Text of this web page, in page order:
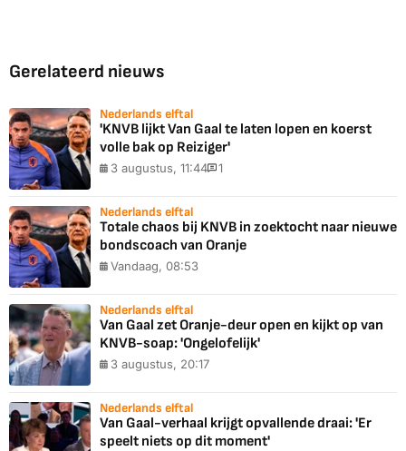
Gerelateerd nieuws
Nederlands elftal
'KNVB lijkt Van Gaal te laten lopen en koerst
volle bak op Reiziger'
3 augustus, 11:44 1
Nederlands elftal
Totale chaos bij KNVB in zoektocht naar nieuwe
bondscoach van Oranje
Vandaag, 08:53
Nederlands elftal
Van Gaal zet Oranje-deur open en kijkt op van
KNVB-soap: 'Ongelofelijk'
3 augustus, 20:17
Nederlands elftal
Van Gaal-verhaal krijgt opvallende draai: 'Er
speelt niets op dit moment'